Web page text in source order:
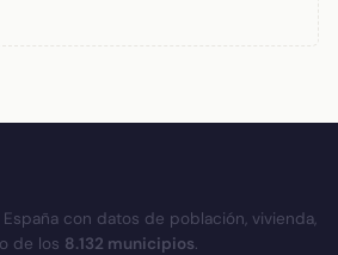
con datos de población, vivienda,
de los 8.132 municipios.